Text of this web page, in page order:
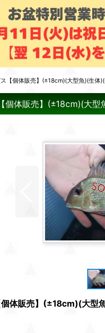
【個体販売】(±18cm)(大型魚)(生体
個体販売】(±18cm)(大型
個体販売】(±18cm)(大